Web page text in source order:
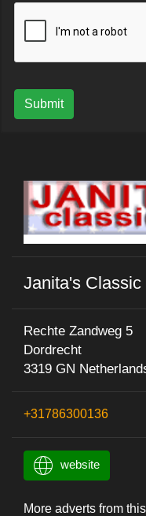
Submit
Janita's Classic
Rechte Zandweg 5
Dordrecht
3319 GN
+31786300136
website
More adverts from